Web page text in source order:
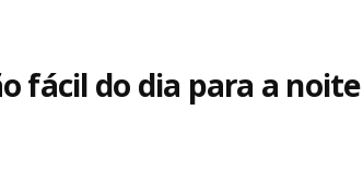
fácil do dia para a noite